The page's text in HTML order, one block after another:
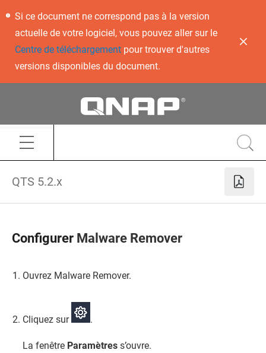
Si ce document ne correspond pas à la version
actuelle de votre logiciel, vous pouvez aller sur le
Centre de téléchargementpour trouver d'autres
versions disponibles du document.
QTS 5.2.x
Configurer Malware Remover
Ouvrez Malware Remover.
Cliquez sur .
La fenêtre Paramètres s’ouvre.